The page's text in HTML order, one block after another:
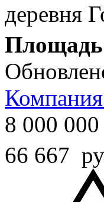
деревня
8 000 000
66 667